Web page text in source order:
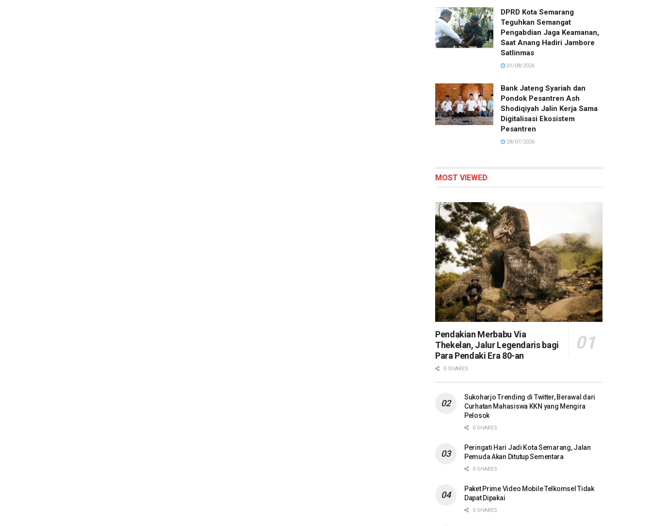
DPRD Kota Semarang
Teguhkan Semangat
Pengabdian Jaga Keamanan,
Saat Anang Hadiri Jambore
Satlinmas
01/08/2026
Bank Jateng Syariah dan
Pondok Pesantren Ash
Shodiqiyah Jalin Kerja Sama
Digitalisasi Ekosistem
Pesantren
28/07/2026
MOST VIEWED
Pendakian Merbabu Via
Thekelan, Jalur Legendaris bagi
Para Pendaki Era 80-an
0 SHARES
Sukoharjo Trending di Twitter, Berawal dari
Curhatan Mahasiswa KKN yang Mengira
Pelosok
0 SHARES
Peringati Hari Jadi Kota Semarang, Jalan
Pemuda Akan Ditutup Sementara
0 SHARES
Paket Prime Video Mobile Telkomsel Tidak
Dapat Dipakai
0 SHARES